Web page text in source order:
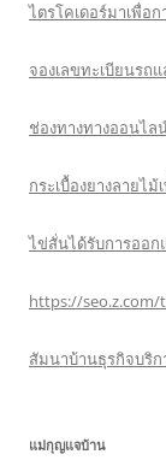
ไตรโคเดอร์มาเพื่อ
จองเลขทะเบียนรถ
ช่องทางทางออนไ
กระเบื้องยางลายไ
ไข่สั่นได้รับการออก
https://
สัมนาบ้านธุรกิจบริ
แม่กุญแจบ้าน